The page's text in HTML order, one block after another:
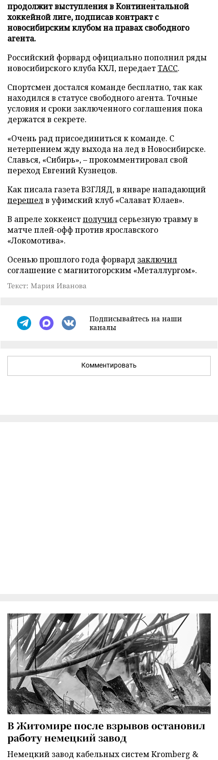
продолжит выступления в Континентальной
хоккейной лиге, подписав контракт с
новосибирским клубом на правах свободного
агента.
Российский форвард официально пополнил ряды
новосибирского клуба КХЛ, передаетТАСС.
Спортсмен достался команде бесплатно, так как
находился в статусе свободного агента. Точные
условия и сроки заключенного соглашения пока
держатся в секрете.
«Очень рад присоединиться к команде. С
нетерпением жду выхода на лед в Новосибирске.
Славься, «Сибирь», – прокомментировал свой
переход Евгений Кузнецов.
Как писала газета ВЗГЛЯД, в январе нападающий
перешелв уфимский клуб «Салават Юлаев».
В апреле хоккеистполучил серьезную травму в
матче плей-офф против ярославского
«Локомотива».
Осенью прошлого года форвард заключил
соглашение с магнитогорским «Металлургом».
Текст: Мария Иванова
Подписывайтесь на наши
каналы
Комментировать
В Житомире после взрывов остановил
работу немецкий завод
Немецкий завод кабельных систем Kromberg &